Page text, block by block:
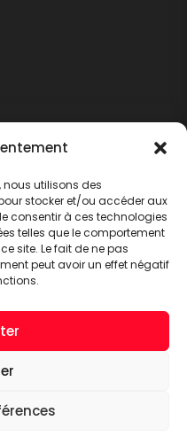
nous utilisons des
stocker et/ou accéder aux
consentir à ces technologies
telles que le comportement
site. Le fait de ne pas
peut avoir un effet négatif